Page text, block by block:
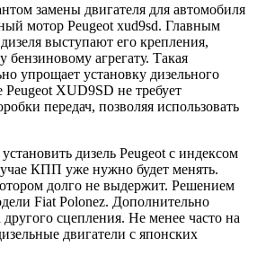
замены двигателя для автомобиля
мотор Peugeot xud9sd. Главным
выступают его крепления,
агрегату. Такая
упрощает установку дизельного
XUD9SD не требует
передач, позволяя использовать
дизель Peugeot с индексом
КПП уже нужно будет менять.
долго не выдержит. Решением
Fiat Polonez. Дополнительно
другого сцепления. Не менее часто на
двигатели с японских